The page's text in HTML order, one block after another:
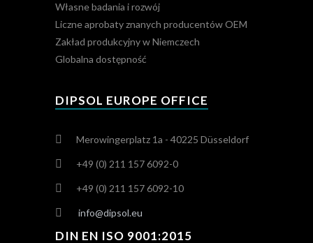
Własne badania i rozwój
Liczne aprobaty znanych producentów OEM
Zakład produkcyjny w Niemczech
Globalna dostępność
DIPSOL EUROPE OFFICE
Merowingerplatz 1a - 40225 Düsseldorf
+49 (0) 211 157 6092-0
+49 (0) 211 157 6092-10
info@dipsol.eu
DIN EN ISO 9001:2015